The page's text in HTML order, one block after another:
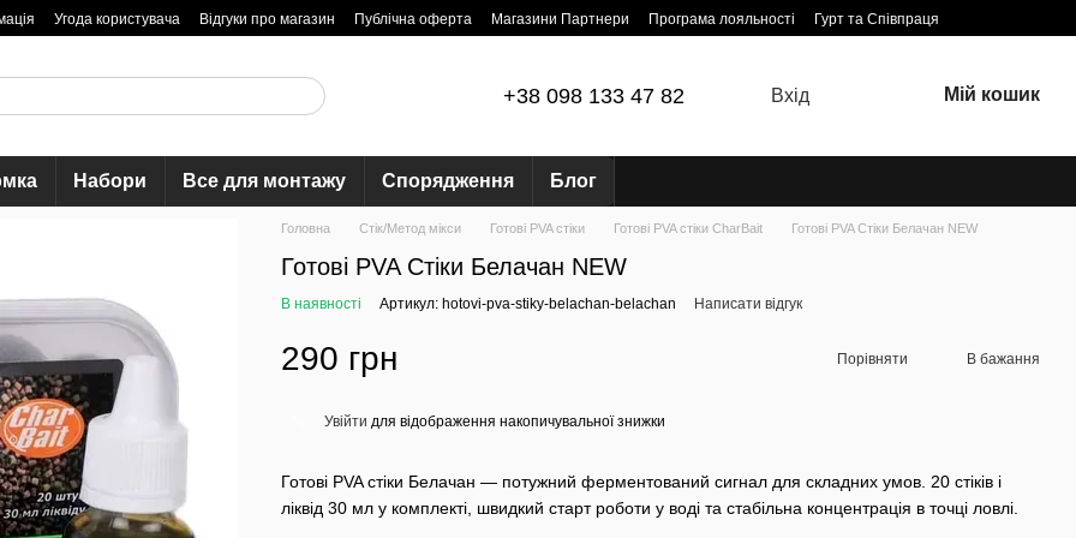
Угода користувача Відгуки про магазин Публічна оферта Магазини Партнери Програма лояльності Гурт та Співпраця
+38 098 133 47 82 Вхід Мій кошик
Набори Все для монтажу Спорядження Блог
Головна Стік/Метод мікси Готові PVA стіки Готові PVA стіки CharBait Готові PVA Стіки Белачан NEW
Готові PVA Стіки Белачан NEW
В наявності Артикул: hotovi-pva-stiky-belachan-belachan Написати відгук
290 грн Порівняти В бажання
Увійти для відображення накопичувальної знижки
Готові PVA стіки Белачан — потужний ферментований сигнал для складних умов. 20 стіків і
ліквід 30 мл у комплекті, швидкий старт роботи у воді та стабільна концентрація в точці ловлі.